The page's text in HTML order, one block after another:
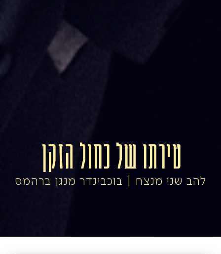
טירתו של כחול הזקן
להב שני מנצח | בוכבינדר מנגן ברהמס